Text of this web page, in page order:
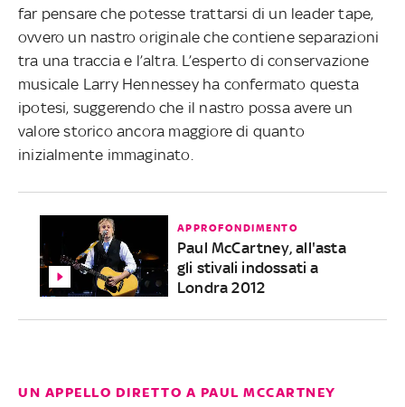
far pensare che potesse trattarsi di un leader tape,
ovvero un nastro originale che contiene separazioni
tra una traccia e l’altra. L’esperto di conservazione
musicale Larry Hennessey ha confermato questa
ipotesi, suggerendo che il nastro possa avere un
valore storico ancora maggiore di quanto
inizialmente immaginato.
APPROFONDIMENTO
Paul McCartney, all'asta
gli stivali indossati a
Londra 2012
UN APPELLO DIRETTO A PAUL MCCARTNEY